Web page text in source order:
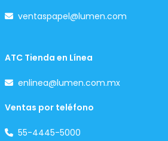
ventaspapel@lumen.com
ATC Tienda en Línea
enlinea@lumen.com.mx
Ventas por teléfono
55-4445-5000